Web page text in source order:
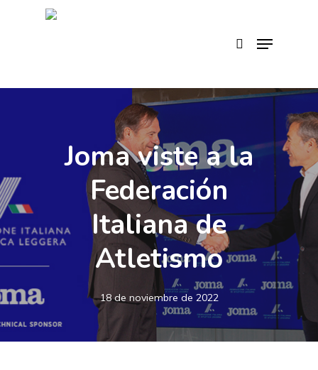
Menu
Joma viste a la
Federación
Italiana de
Atletismo
18 de noviembre de 2022